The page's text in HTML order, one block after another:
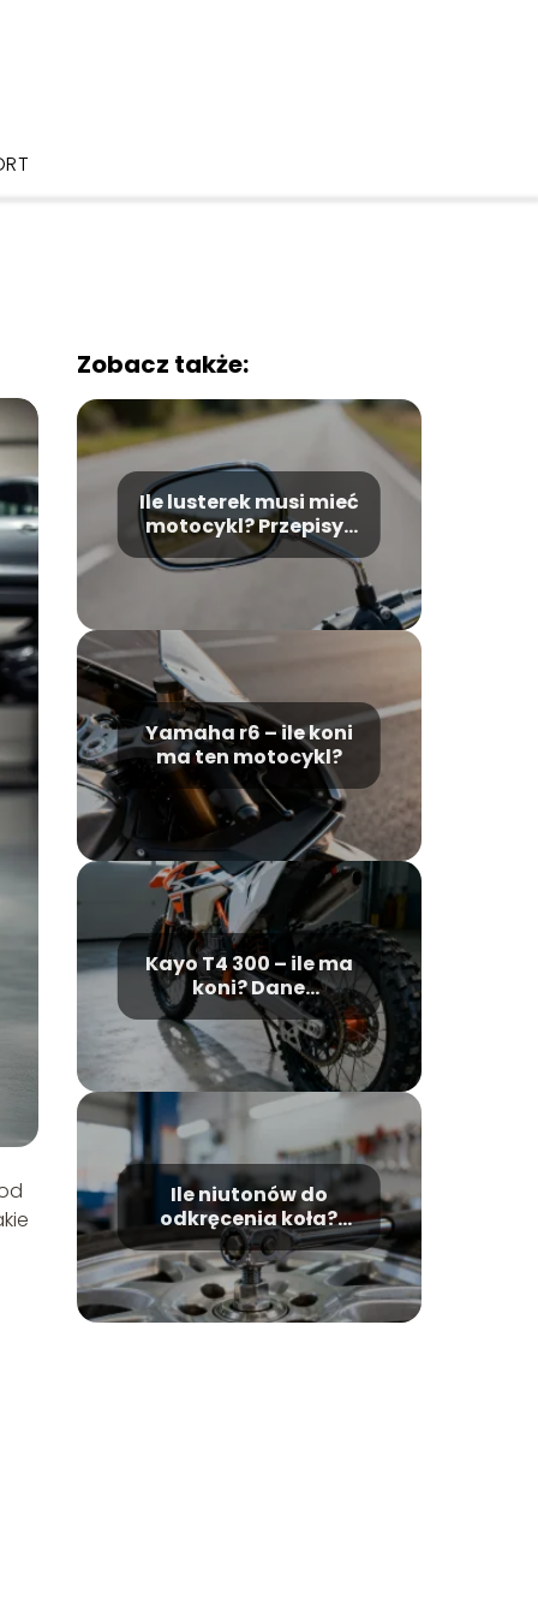
Zobacz także:
Ile lusterek musi mieć
motocykl? Przepisy i
wymogi prawne
Yamaha r6 – ile koni
ma ten motocykl?
Kayo T4 300 – ile ma
koni? Dane
techniczne i osiągi
Ile niutonów do
odkręcenia koła?
Moment dokręcania
śrub